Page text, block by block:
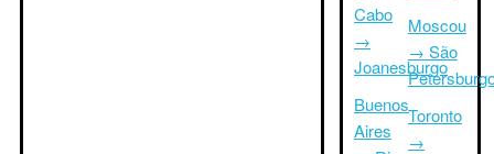
Cabo
→
Joanesburgo
Buenos
Aires
Moscou
→ São
Toronto
→